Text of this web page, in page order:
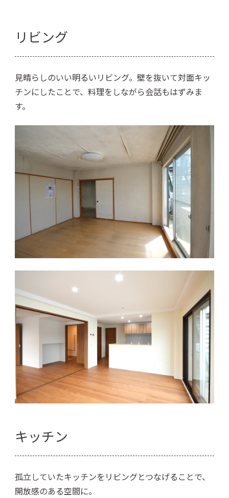
リビング
見晴らしのいい明るいリビング。壁を抜いて対面キッ
チンにしたことで、料理をしながら会話もはずみま
す。
キッチン
孤立していたキッチンをリビングとつなげることで、
開放感のある空間に。